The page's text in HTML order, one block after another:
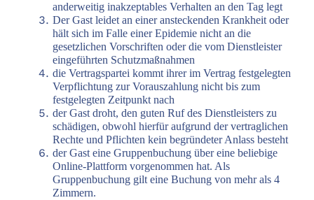
anderweitig inakzeptables Verhalten an den Tag legt
Der Gast leidet an einer ansteckenden Krankheit oder
hält sich im Falle einer Epidemie nicht an die
gesetzlichen Vorschriften oder die vom Dienstleister
eingeführten Schutzmaßnahmen
die Vertragspartei kommt ihrer im Vertrag festgelegten
Verpflichtung zur Vorauszahlung nicht bis zum
festgelegten Zeitpunkt nach
der Gast droht, den guten Ruf des Dienstleisters zu
schädigen, obwohl hierfür aufgrund der vertraglichen
Rechte und Pflichten kein begründeter Anlass besteht
der Gast eine Gruppenbuchung über eine beliebige
Online-Plattform vorgenommen hat. Als
Gruppenbuchung gilt eine Buchung von mehr als 4
Zimmern.